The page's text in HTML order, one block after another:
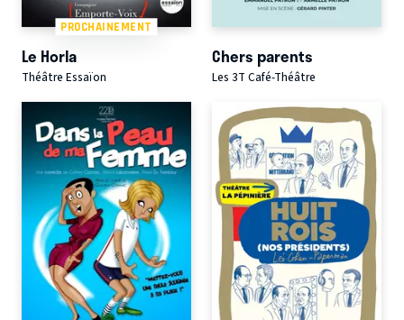
PROCHAINEMENT
Le Horla
Théâtre Essaïon
Chers parents
Les 3T Café-Théâtre